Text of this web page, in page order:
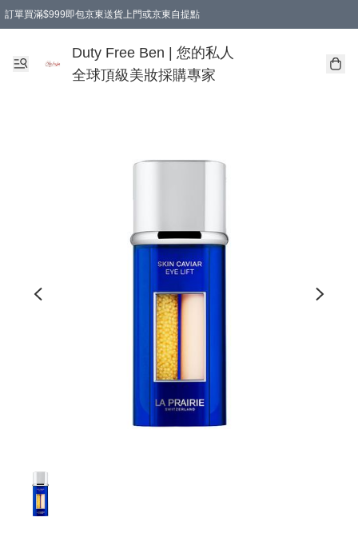
訂單買滿$999即包京東送貨上門或京東自提點
Duty Free Ben | 您的私人
全球頂級美妝採購專家